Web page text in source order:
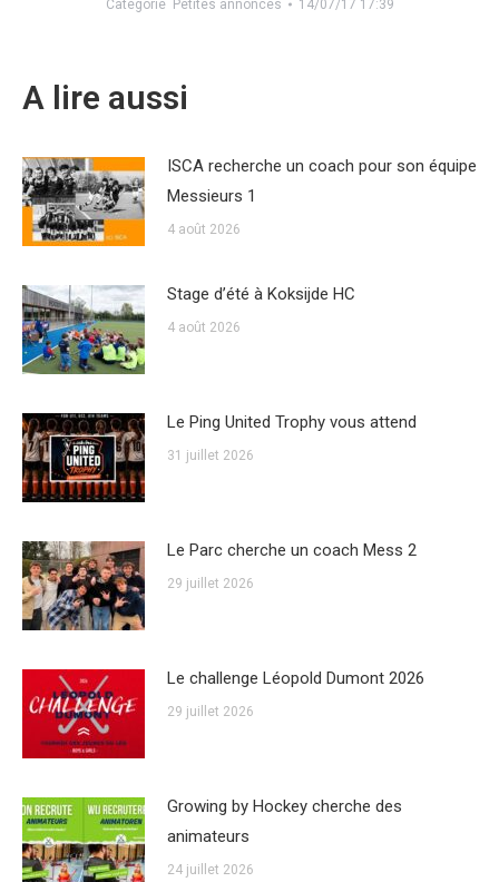
Catégorie Petites annonces 14/07/17 17:39
A lire aussi
ISCA recherche un coach pour son équipe
Messieurs 1
4 août 2026
Stage d’été à Koksijde HC
4 août 2026
Le Ping United Trophy vous attend
31 juillet 2026
Le Parc cherche un coach Mess 2
29 juillet 2026
Le challenge Léopold Dumont 2026
29 juillet 2026
Growing by Hockey cherche des
animateurs
24 juillet 2026